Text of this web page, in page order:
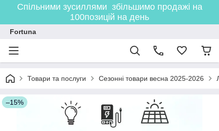
Спільними зусиллями збільшимо продажі на
100позицій на день
Fortuna
Товари та послуги Сезонні товари весна 2025-2026
–15%